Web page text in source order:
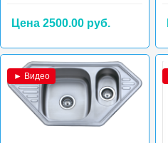
Цена 2500.00 руб.
► Видео